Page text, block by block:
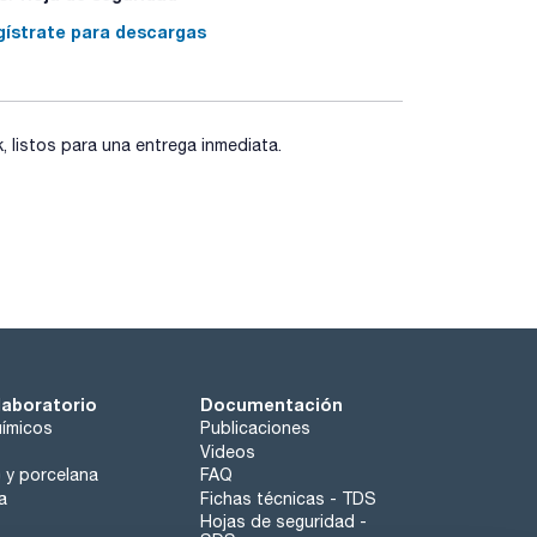
para descargas
para una entrega inmediata.
y porcelana
Documentación
Publicaciones
Videos
FAQ
Fichas técnicas - TDS
Hojas de seguridad -